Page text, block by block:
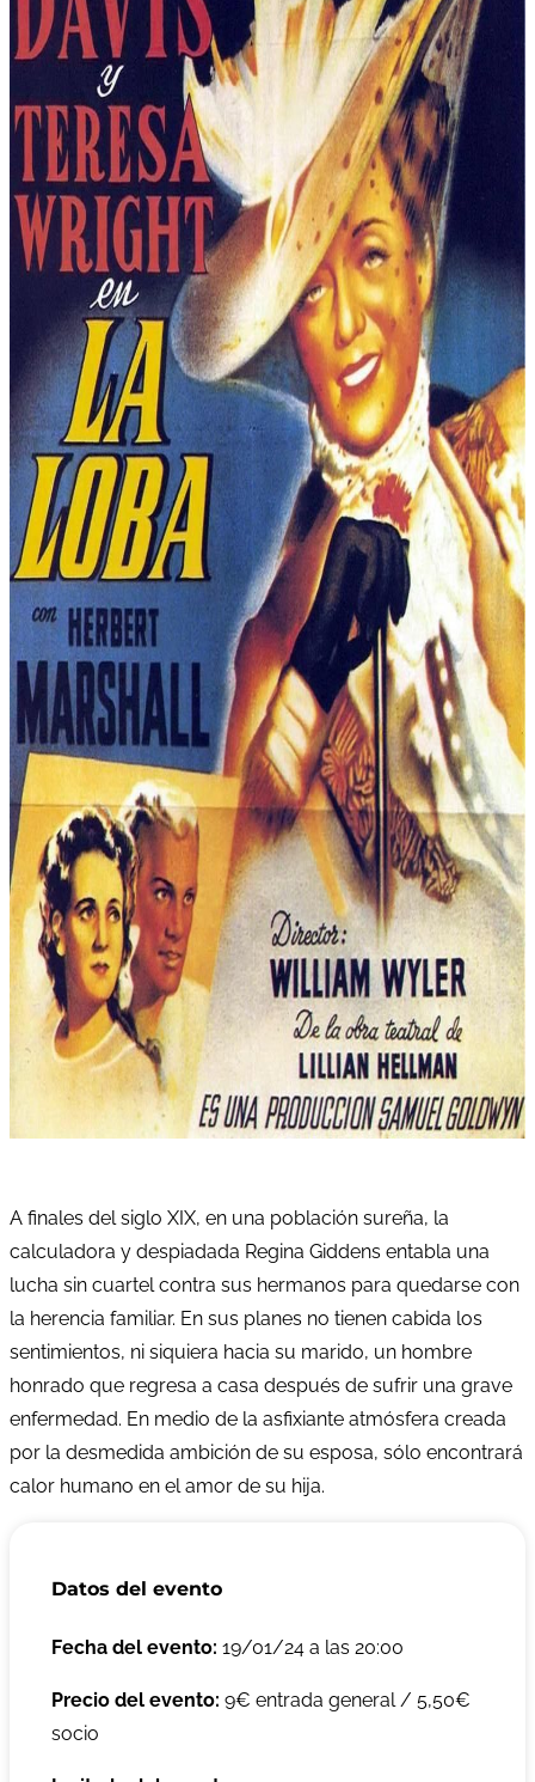
A finales del siglo XIX, en una población sureña, la
calculadora y despiadada Regina Giddens entabla una
lucha sin cuartel contra sus hermanos para quedarse con
la herencia familiar. En sus planes no tienen cabida los
sentimientos, ni siquiera hacia su marido, un hombre
honrado que regresa a casa después de sufrir una grave
enfermedad. En medio de la asfixiante atmósfera creada
por la desmedida ambición de su esposa, sólo encontrará
calor humano en el amor de su hija.
Datos del evento
Fecha del evento: 19/01/24 a las 20:00
Precio del evento: 9€ entrada general / 5,50€
socio